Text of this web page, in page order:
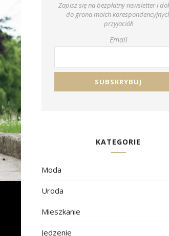
Zapisz się na bezpłatny newsletter i
do grona moich
przyjaciół!
Email
KATEGORIE
Moda
Uroda
Mieszkanie
Jedzenie